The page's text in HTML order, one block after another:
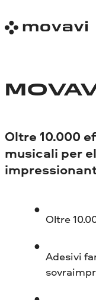
Oltre 10.000
musicali per
Oltre
Adesivi